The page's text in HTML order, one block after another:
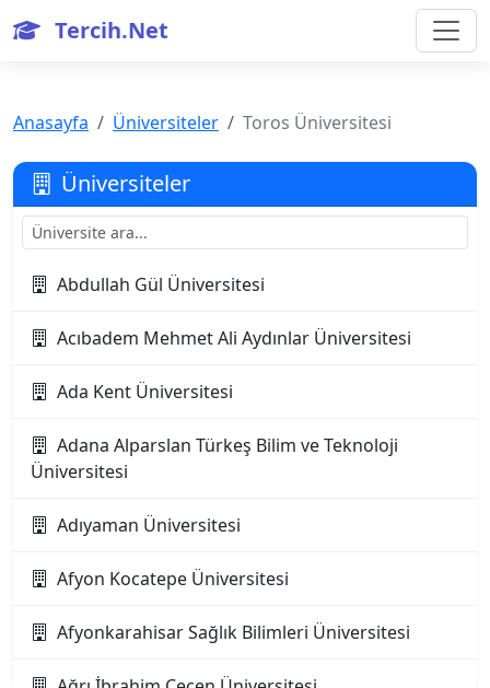
Tercih.Net
Anasayfa Üniversiteler Toros Üniversitesi
Üniversiteler
Abdullah Gül Üniversitesi
Acıbadem Mehmet Ali Aydınlar Üniversitesi
Ada Kent Üniversitesi
Adana Alparslan Türkeş Bilim ve Teknoloji
Üniversitesi
Adıyaman Üniversitesi
Afyon Kocatepe Üniversitesi
Afyonkarahisar Sağlık Bilimleri Üniversitesi